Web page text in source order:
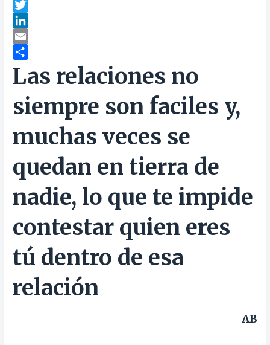
F
a
c
e
b
o
k
T
w
t
t
r
L
n
k
d
I
n
E
m
a
l
C
o
p
a
r
t
r
Las relaciones no
siempre son faciles y,
muchas veces se
quedan en tierra de
nadie, lo que te impide
contestar quien eres
tú dentro de esa
relación
AB